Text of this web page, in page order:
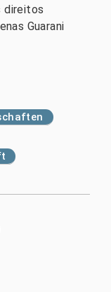
direitos
Guarani